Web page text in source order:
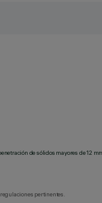
de sólidos mayores de 12
pertinentes.